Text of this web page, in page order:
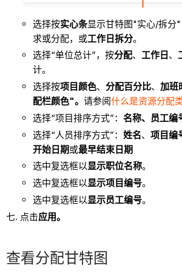
选择按实心条显示甘特图"实心/拆分
求或分配，或工作日拆分。
选择“单位总计”，按分配、 工作日 、
计。
选择按项目颜色、 分配百分比、 加班
配栏颜色"。 请参阅什么是资源分配
选择“项目排序方式”： 名称、员工编
选择“人员排序方式”： 姓名、 项目编
开始日期或最早结束日期
选中复选框以显示职位名称。
选中复选框以显示项目编号。
选中复选框以显示员工编号。
点击应用。
查看分配甘特图